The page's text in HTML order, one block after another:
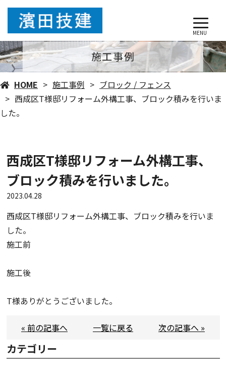
MENU
施工事例
HOME 施工事例
ブロック / フェンス
西成区T様邸リフォーム外構工事、ブロック積みを行いま
した。
西成区T様邸リフォーム外構工事、
ブロック積みを行いました。
2023.04.28
西成区T様邸リフォーム外構工事、ブロック積みを行いま
した。
施工前
施工後
T様ありがとうございました。
« 前の記事へ 一覧に戻る 次の記事へ »
カテゴリー